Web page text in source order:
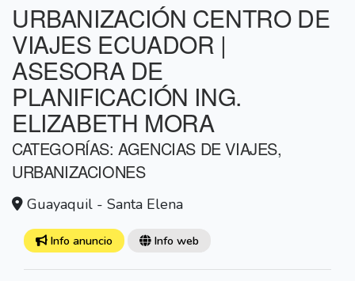
URBANIZACIÓN CENTRO DE
VIAJES ECUADOR |
ASESORA DE
PLANIFICACIÓN ING.
ELIZABETH MORA
CATEGORÍAS: AGENCIAS DE VIAJES,
URBANIZACIONES
Guayaquil - Santa Elena
Info anuncio Info web